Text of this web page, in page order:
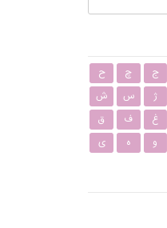
ج چ
ح
ژ س
ش
غ ف
ق
و ه ی